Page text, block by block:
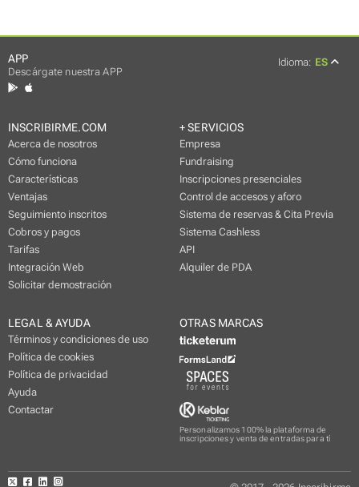
INSCRIBIRME.COM
Acerca de nosotros
Cómo funciona
Características
Ventajas
Seguimiento inscritos
Cobros y pagos
Tarifas
Integración Web
Solicitar demostración
+ SERVICIOS
Empresa
Fundraising
Inscripciones presenciales
Control de accesos y aforo
Sistema de reservas & Cita Previa
Sistema Cashless
API
Alquiler de PDA
LEGAL & AYUDA
Términos y condiciones de uso
Política de cookies
Política de privacidad
Ayuda
Contactar
APP
Descárgate nuestra APP
Idioma: ES
OTRAS MARCAS
Personalizamos 100% la plataforma de
inscripciones y venta de entradas para tí